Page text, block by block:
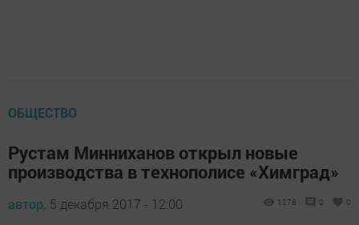
ОБЩЕСТВО
Рустам Минниханов открыл новые
производства в технополисе «Химград»
автор, 5 декабря 2017 - 12:00 1278 0 0